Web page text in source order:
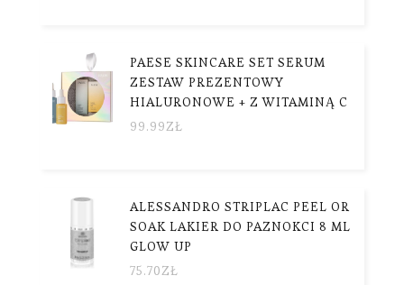
PAESE SKINCARE SET SERUM
ZESTAW PREZENTOWY
HIALURONOWE + Z WITAMINĄ C
99.99ZŁ
ALESSANDRO STRIPLAC PEEL OR
SOAK LAKIER DO PAZNOKCI 8 ML
GLOW UP
75.70ZŁ